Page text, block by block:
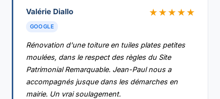
Valérie Diallo
GOOGLE
★★★★★
Rénovation d'une toiture en tuiles plates petites
moulées, dans le respect des règles du Site
Patrimonial Remarquable. Jean-Paul nous a
accompagnés jusque dans les démarches en
mairie. Un vrai soulagement.